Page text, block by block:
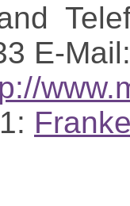
E-Mail: